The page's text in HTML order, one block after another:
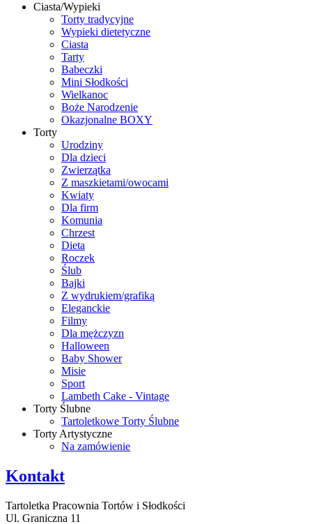
Ciasta/Wypieki
Torty tradycyjne
Wypieki dietetyczne
Ciasta
Tarty
Babeczki
Mini Słodkości
Wielkanoc
Boże Narodzenie
Okazjonalne BOXY
Torty
Urodziny
Dla dzieci
Zwierzątka
Z maszkietami/owocami
Kwiaty
Dla firm
Komunia
Chrzest
Dieta
Roczek
Ślub
Bajki
Z wydrukiem/grafiką
Eleganckie
Filmy
Dla mężczyzn
Halloween
Baby Shower
Misie
Sport
Lambeth Cake - Vintage
Torty Ślubne
Tartoletkowe Torty Ślubne
Torty Artystyczne
Na zamówienie
Kontakt
Tartoletka Pracownia Tortów i Słodkości
Ul. Graniczna 11